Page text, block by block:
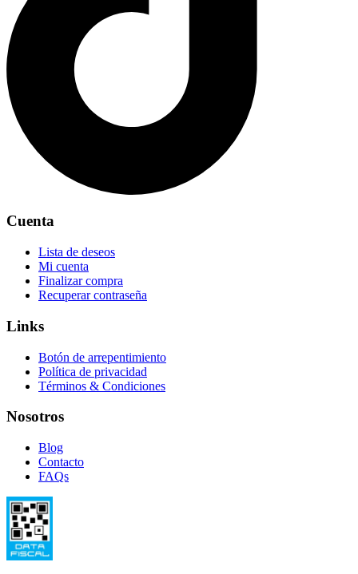
Cuenta
Lista de deseos
Mi cuenta
Finalizar compra
Recuperar contraseña
Links
Botón de arrepentimiento
Política de privacidad
Términos & Condiciones
Nosotros
Blog
Contacto
FAQs